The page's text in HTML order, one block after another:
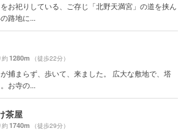
お祀りしている、ご存じ「北野天満宮」の道を挟ん
路地に...
約1280m （徒歩22分）
捕まらず、歩いて、来ました。 広大な敷地で、塔
お寺の...
茶屋
約1740m （徒歩29分）